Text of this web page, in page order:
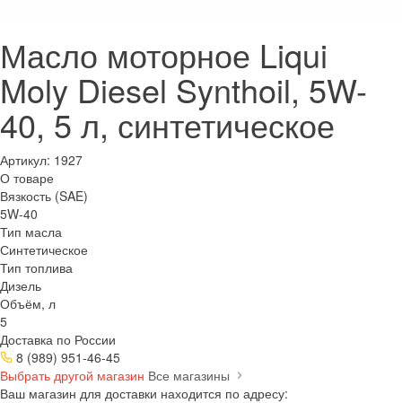
Масло моторное Liqui
Moly Diesel Synthoil, 5W-
40, 5 л, синтетическое
Артикул: 1927
О товаре
Вязкость (SAE)
5W-40
Тип масла
Синтетическое
Тип топлива
Дизель
Объём, л
5
Доставка по России
8 (989) 951-46-45
Выбрать другой магазин Все магазины
Ваш магазин для доставки находится по адресу: